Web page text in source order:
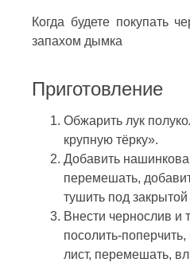
Когда будете покупать
запахом дымка
Приготовление
Обжарить лук
крупную тёрку».
Добавить
перемешать,
тушить под
Внести чернослив и
посолить-
лист, перемешать,